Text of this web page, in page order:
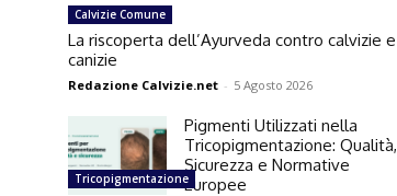
Calvizie Comune
La riscoperta dell’Ayurveda contro calvizie e
canizie
Redazione Calvizie.net - 5 Agosto 2026
Tricopigmentazione
Pigmenti Utilizzati nella
Tricopigmentazione: Qualità,
Sicurezza e Normative
Europee